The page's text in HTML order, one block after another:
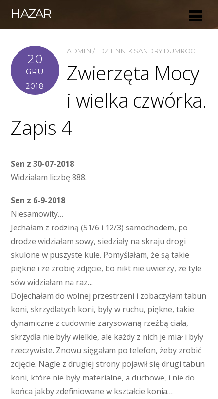
HAZAR
20
GRU
2018
ADMIN DZIENNIK SANDRY DUMROC
Zwierzęta Mocy
i wielka czwórka.
Zapis 4
Sen z 30-07-2018
Widziałam liczbę 888.
Sen z 6-9-2018
Niesamowity…
Jechałam z rodziną (51/6 i 12/3) samochodem, po
drodze widziałam sowy, siedziały na skraju drogi
skulone w puszyste kule. Pomyślałam, że są takie
piękne i że zrobię zdjęcie, bo nikt nie uwierzy, że tyle
sów widziałam na raz…
Dojechałam do wolnej przestrzeni i zobaczyłam tabun
koni, skrzydlatych koni, były w ruchu, piękne, takie
dynamiczne z cudownie zarysowaną rzeźbą ciała,
skrzydła nie były wielkie, ale każdy z nich je miał i były
rzeczywiste. Znowu sięgałam po telefon, żeby zrobić
zdjęcie. Nagle z drugiej strony pojawił się drugi tabun
koni, które nie były materialne, a duchowe, i nie do
końca jakby zdefiniowane w kształcie konia…